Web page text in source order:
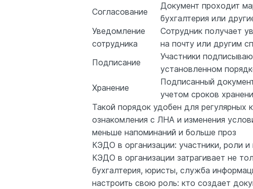
Согласование
Документ проходит
бухгалтерия или
Уведомление
сотрудника
Сотрудник получает
на почту или другим
Подписание
Участники
установленном
Хранение
Подписанный
учетом сроков
Такой порядок удобен для регулярных
ознакомления с ЛНА и изменения
меньше напоминаний и больше проз
КЭДО в организации: участники, роли
КЭДО в организации затрагивает не
бухгалтерия, юристы, служба
настроить свою роль: кто создает